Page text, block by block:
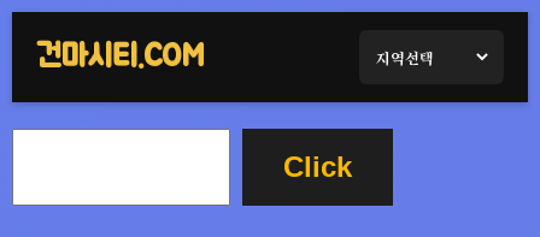
가
건마시티.COM
Click